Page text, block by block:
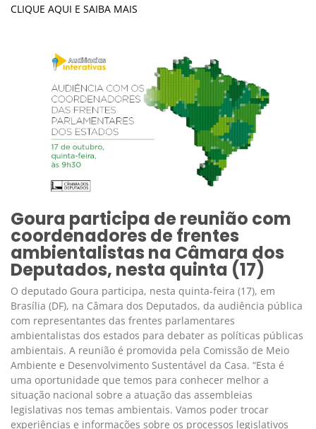
CLIQUE AQUI E SAIBA MAIS
Goura participa de reunião com
coordenadores de frentes
ambientalistas na Câmara dos
Deputados, nesta quinta (17)
O deputado Goura participa, nesta quinta-feira (17), em
Brasília (DF), na Câmara dos Deputados, da audiência pública
com representantes das frentes parlamentares
ambientalistas dos estados para debater as políticas públicas
ambientais. A reunião é promovida pela Comissão de Meio
Ambiente e Desenvolvimento Sustentável da Casa. “Esta é
uma oportunidade que temos para conhecer melhor a
situação nacional sobre a atuação das assembleias
legislativas nos temas ambientais. Vamos poder trocar
experiências e informações sobre os processos legislativos